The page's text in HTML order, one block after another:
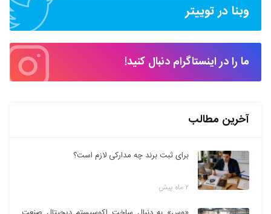
وبنا در توییتر
ما را در اینستاگرام دنبال کنید!
آخرین مطالب
برای ثبت برند چه مدارکی لازم است؟
۲ ماه پیش